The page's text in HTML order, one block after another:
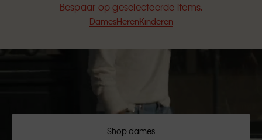
Bespaar op geselecteerde items.
DamesHerenKinderen
Shop dames